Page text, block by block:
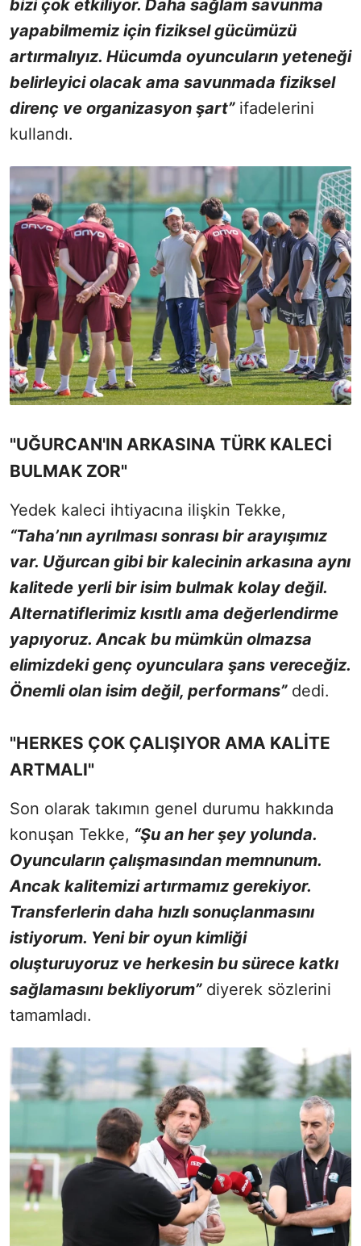
bizi çok etkiliyor. Daha sağlam savunma
yapabilmemiz için fiziksel gücümüzü
artırmalıyız. Hücumda oyuncuların yeteneği
belirleyici olacak ama savunmada fiziksel
direnç ve organizasyon şart”ifadelerini
kullandı.
"UĞURCAN'IN ARKASINA TÜRK KALECİ
BULMAK ZOR"
Yedek kaleci ihtiyacına ilişkin Tekke,
“Taha’nın ayrılması sonrası bir arayışımız
var. Uğurcan gibi bir kalecinin arkasına aynı
kalitede yerli bir isim bulmak kolay değil.
Alternatiflerimiz kısıtlı ama değerlendirme
yapıyoruz. Ancak bu mümkün olmazsa
elimizdeki genç oyunculara şans vereceğiz.
Önemli olan isim değil, performans”dedi.
"HERKES ÇOK ÇALIŞIYOR AMA KALİTE
ARTMALI"
Son olarak takımın genel durumu hakkında
konuşan Tekke, “Şu an her şey yolunda.
Oyuncuların çalışmasından memnunum.
Ancak kalitemizi artırmamız gerekiyor.
Transferlerin daha hızlı sonuçlanmasını
istiyorum. Yeni bir oyun kimliği
oluşturuyoruz ve herkesin bu sürece katkı
sağlamasını bekliyorum”diyerek sözlerini
tamamladı.